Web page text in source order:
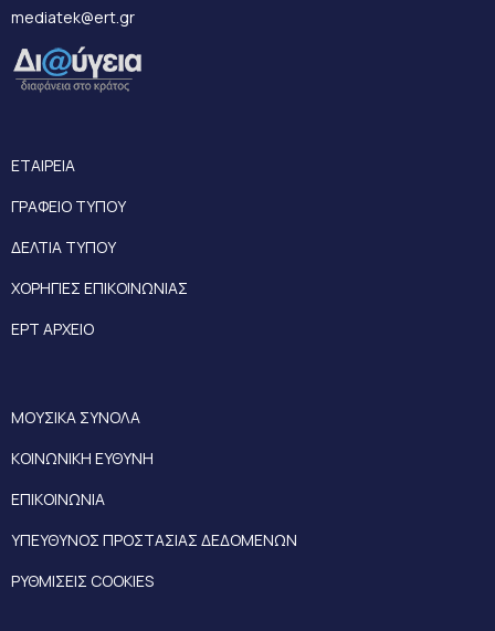
mediatek@ert.gr
ΕΤΑΙΡΕΙΑ
ΓΡΑΦΕΙΟ ΤΥΠΟΥ
ΔΕΛΤΙΑ ΤΥΠΟΥ
ΧΟΡΗΓΙΕΣ ΕΠΙΚΟΙΝΩΝΙΑΣ
ΕΡΤ ΑΡΧΕΙΟ
ΜΟΥΣΙΚΑ ΣΥΝΟΛΑ
ΚΟΙΝΩΝΙΚΗ ΕΥΘΥΝΗ
ΕΠΙΚΟΙΝΩΝΙΑ
ΥΠΕΥΘΥΝΟΣ ΠΡΟΣΤΑΣΙΑΣ ΔΕΔΟΜΕΝΩΝ
ΡΥΘΜΙΣΕΙΣ COOKIES